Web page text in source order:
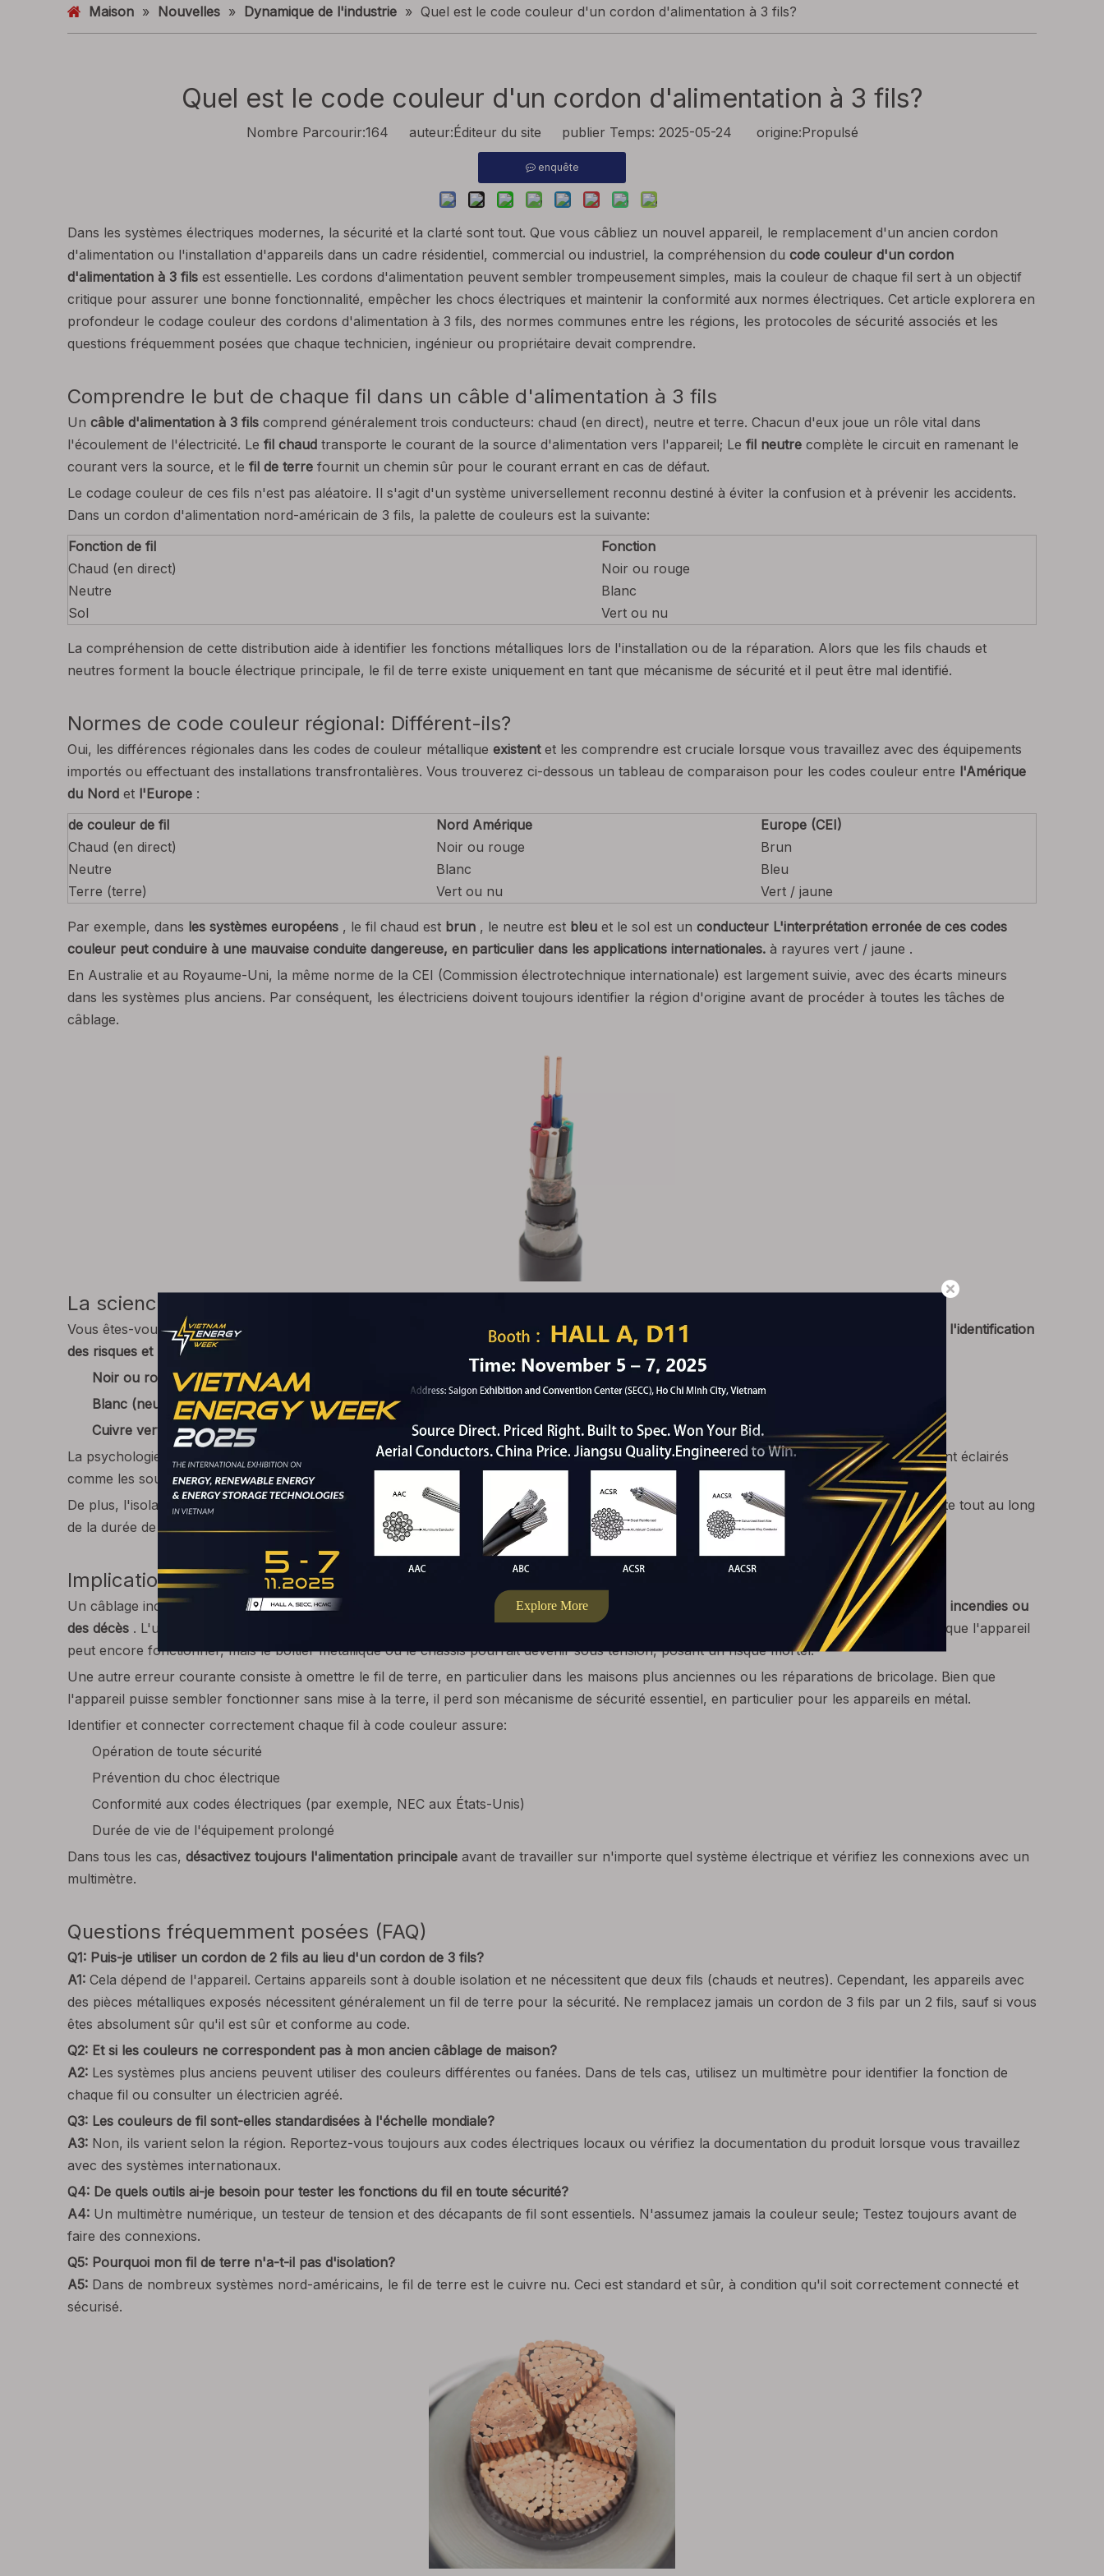
Maison » Nouvelles » Dynamique de l'industrie » Quel est le code couleur d'un cordon d'alimentation à 3 fils?
Quel est le code couleur d'un cordon d'alimentation à 3 fils?
Nombre Parcourir:164 auteur:Éditeur du site publier Temps: 2025-05-24 origine:Propulsé
enquête
Dans les systèmes électriques modernes, la sécurité et la clarté sont tout. Que vous câbliez un nouvel appareil, le remplacement d'un ancien cordon
d'alimentation ou l'installation d'appareils dans un cadre résidentiel, commercial ou industriel, la compréhension du code couleur d'un cordon
d'alimentation à 3 fils est essentielle. Les cordons d'alimentation peuvent sembler trompeusement simples, mais la couleur de chaque fil sert à un objectif
critique pour assurer une bonne fonctionnalité, empêcher les chocs électriques et maintenir la conformité aux normes électriques. Cet article explorera en
profondeur le codage couleur des cordons d'alimentation à 3 fils, des normes communes entre les régions, les protocoles de sécurité associés et les
questions fréquemment posées que chaque technicien, ingénieur ou propriétaire devait comprendre.
Comprendre le but de chaque fil dans un câble d'alimentation à 3 fils
Un câble d'alimentation à 3 fils comprend généralement trois conducteurs: chaud (en direct), neutre et terre. Chacun d'eux joue un rôle vital dans
l'écoulement de l'électricité. Le fil chaud transporte le courant de la source d'alimentation vers l'appareil; Le fil neutre complète le circuit en ramenant le
courant vers la source, et le fil de terre fournit un chemin sûr pour le courant errant en cas de défaut.
Le codage couleur de ces fils n'est pas aléatoire. Il s'agit d'un système universellement reconnu destiné à éviter la confusion et à prévenir les accidents.
Dans un cordon d'alimentation nord-américain de 3 fils, la palette de couleurs est la suivante:
Fonction de fil
Fonction
Chaud (en direct)
Noir ou rouge
Neutre
Blanc
Sol
Vert ou nu
La compréhension de cette distribution aide à identifier les fonctions métalliques lors de l'installation ou de la réparation. Alors que les fils chauds et
neutres forment la boucle électrique principale, le fil de terre existe uniquement en tant que mécanisme de sécurité et il peut être mal identifié.
Normes de code couleur régional: Différent-ils?
Oui, les différences régionales dans les codes de couleur métallique existent et les comprendre est cruciale lorsque vous travaillez avec des équipements
importés ou effectuant des installations transfrontalières. Vous trouverez ci-dessous un tableau de comparaison pour les codes couleur entre l'Amérique
du Nord et l'Europe :
de couleur de fil
Nord Amérique
Europe (CEI)
Chaud (en direct)
Noir ou rouge
Brun
Neutre
Blanc
Bleu
Terre (terre)
Vert ou nu Vert / jaune
Par exemple, dans les systèmes européens , le fil chaud est brun , le neutre est bleu et le sol est un conducteur L'interprétation erronée de ces codes
couleur peut conduire à une mauvaise conduite dangereuse, en particulier dans les applications internationales. à rayures vert / jaune .
En Australie et au Royaume-Uni, la même norme de la CEI (Commission électrotechnique internationale) est largement suivie, avec des écarts mineurs
dans les systèmes plus anciens. Par conséquent, les électriciens doivent toujours identifier la région d'origine avant de procéder à toutes les tâches de
câblage.
La science derrière la sélection des couleurs dans les cordes d'alimentation
Vous êtes-vous déjà demandé pourquoi ces couleurs spécifiques sont choisies? Ce n'est pas arbitraire. La sélection est basée sur
la visibilité, l'identification
des risques et la durabilité à long terme
Noir ou rouge (chaud): ces couleurs sont audacieuses et signalent un danger ou un flux de courant actif, ce qui demande la prudence.
Blanc (neutre): choisi pour sa neutralité et contraste avec le fil vivant.
Cuivre vert ou nu (sol): le vert symbolise la sécurité et la terre dans de nombreuses cultures, s'alignant sur le but de la mise à la terre.
La psychologie des couleurs joue un rôle subtil mais important dans la réduction des erreurs de câblage. Dans des environnements faiblement éclairés
comme les sous-sols ou les sites industriels, la distinction des couleurs claires devient encore plus essentielle.
De plus, l'isolation du fil est testée pour
la résistance à la chaleur, l'abrasion et l'exposition chimique
, garantissant que la couleur reste intacte tout au long
de la durée de vie ducâble. Cette longévité est vitale pour maintenir la clarté pendant les années de maintenance après l'installation.
Implications de sécurité d'un mauvais câblage d'un cordon d'alimentation à 3 fils
Un câblage incorrect peut provoquerdes courts-circuits, des chocs électriques, une défaillance de l'équipement et dans des cas graves,
des incendies ou
des décès . L'une des erreurs les plus courantes consiste à échanger les fils neutres et chauds. Cela peut sembler inoffensif au début parce que l'appareil
peut encore fonctionner, mais le boîtier métallique ou le châssis pourrait devenir sous tension, posant un risque mortel.
Une autre erreur courante consiste à omettre le fil de terre, en particulier dans les maisons plus anciennes ou les réparations de bricolage. Bien que
l'appareil puisse sembler fonctionner sans mise à la terre, il perd son mécanisme de sécurité essentiel, en particulier pour les appareils en métal.
Identifier et connecter correctement chaque fil à code couleur assure:
Opération de toute sécurité
Prévention du choc électrique
Conformité aux codes électriques (par exemple, NEC aux États-Unis)
Durée de vie de l'équipement prolongé
Dans tous les cas, désactivez toujours l'alimentation principale avant de travailler sur n'importe quel système électrique et vérifiez les connexions avec un
multimètre.
Questions fréquemment posées (FAQ)
Q1: Puis-je utiliser un cordon de 2 fils au lieu d'un cordon de 3 fils?
A1: Cela dépend de l'appareil. Certains appareils sont à double isolation et ne nécessitent que deux fils (chauds et neutres). Cependant, les appareils avec
des pièces métalliques exposés nécessitent généralement un fil de terre pour la sécurité. Ne remplacez jamais un cordon de 3 fils par un 2 fils, sauf si vous
êtes absolument sûr qu'il est sûr et conforme au code.
Q2: Et si les couleurs ne correspondent pas à mon ancien câblage de maison?
A2: Les systèmes plus anciens peuvent utiliser des couleurs différentes ou fanées. Dans de tels cas, utilisez un multimètre pour identifier la fonction de
chaque fil ou consulter un électricien agréé.
Q3: Les couleurs de fil sont-elles standardisées à l'échelle mondiale?
A3: Non, ils varient selon la région. Reportez-vous toujours aux codes électriques locaux ou vérifiez la documentation du produit lorsque vous travaillez
avec des systèmes internationaux.
Q4: De quels outils ai-je besoin pour tester les fonctions du fil en toute sécurité?
A4: Un multimètre numérique, un testeur de tension et des décapants de fil sont essentiels. N'assumez jamais la couleur seule; Testez toujours avant de
faire des connexions.
Q5: Pourquoi mon fil de terre n'a-t-il pas d'isolation?
A5: Dans de nombreux systèmes nord-américains, le fil de terre est le cuivre nu. Ceci est standard et sûr, à condition qu'il soit correctement connecté et
sécurisé.